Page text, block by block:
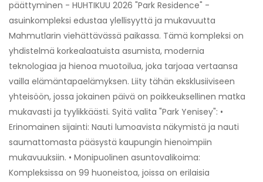
päättyminen - HUHTIKUU 2026 "Park Residence" -
asuinkompleksi edustaa ylellisyyttä ja mukavuutta
Mahmutlarin viehättävässä paikassa. Tämä kompleksi on
yhdistelmä korkealaatuista asumista, modernia
teknologiaa ja hienoa muotoilua, joka tarjoaa vertaansa
vailla elämäntapaelämyksen. Liity tähän eksklusiiviseen
yhteisöön, jossa jokainen päivä on poikkeuksellinen matka
mukavasti ja tyylikkäästi. Syitä valita "Park Yenisey": •
Erinomainen sijainti: Nauti lumoavista näkymistä ja nauti
saumattomasta pääsystä kaupungin hienoimpiin
mukavuuksiin. • Monipuolinen asuntovalikoima:
Kompleksissa on 99 huoneistoa, joissa on erilaisia ​​